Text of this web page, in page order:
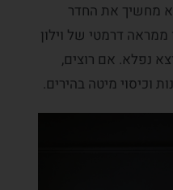
מחשיך את החדר
דרמטי של וילון
נפלא. אם רוצים,
וכיסוי מיטה בהירים.